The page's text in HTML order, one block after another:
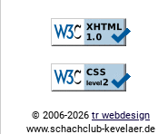
© 2006-2026 tr webdesign
www.schachclub-kevelaer.de